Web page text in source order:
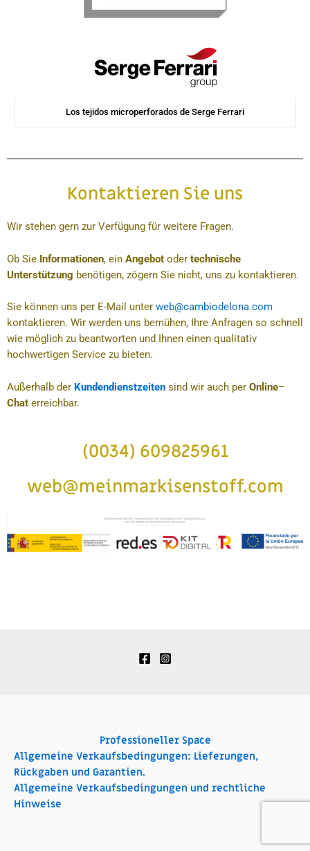
Los tejidos microperforados de Serge Ferrari
Kontaktieren Sie uns
Wir stehen gern zur Verfügung für weitere Fragen.
Ob Sie Informationen, ein Angebot oder technische
Unterstützung benötigen, zögern Sie nicht, uns zu kontaktieren.
Sie können uns per E-Mail unter web@cambiodelona.com
kontaktieren. Wir werden uns bemühen, Ihre Anfragen so schnell
wie möglich zu beantworten und Ihnen einen qualitativ
hochwertigen Service zu bieten.
Außerhalb der Kundendienstzeiten sind wir auch per Online–
Chat erreichbar.
(0034) 609825961
web@meinmarkisenstoff.com
Professioneller Space
Allgemeine Verkaufsbedingungen: Lieferungen,
Rückgaben und Garantien.
Allgemeine Verkaufsbedingungen und rechtliche
Hinweise